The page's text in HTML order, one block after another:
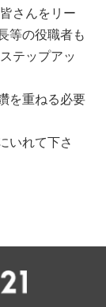
さんをリー
等の役職者も
テップアッ
を重ねる必要
いれて下さ